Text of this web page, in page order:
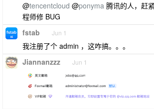
@tencentcloud @ponyma 腾讯的人，赶
程师修 BUG
fstab Jun 1
我注册了个 admin ，这咋搞。。。
Jiannanzzz Jun 1